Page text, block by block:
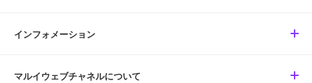
インフォメーション
マルイウェブチャネルについて